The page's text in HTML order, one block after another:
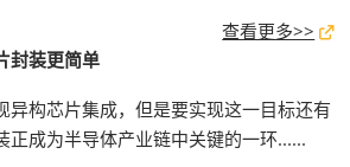
查看更多>>
封装更简单
异构芯片集成，但是要实现这一目标还有
正成为半导体产业链中关键的一环......